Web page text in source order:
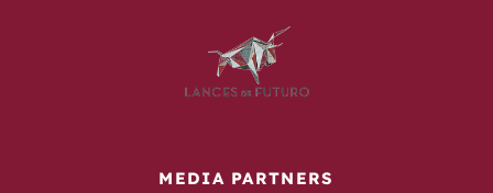
MEDIA PARTNERS